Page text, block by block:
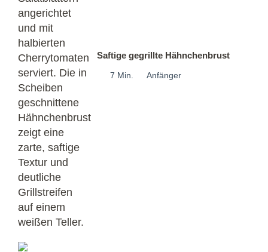
Saftige gegrillte Hähnchenbrust
7 Min. Anfänger